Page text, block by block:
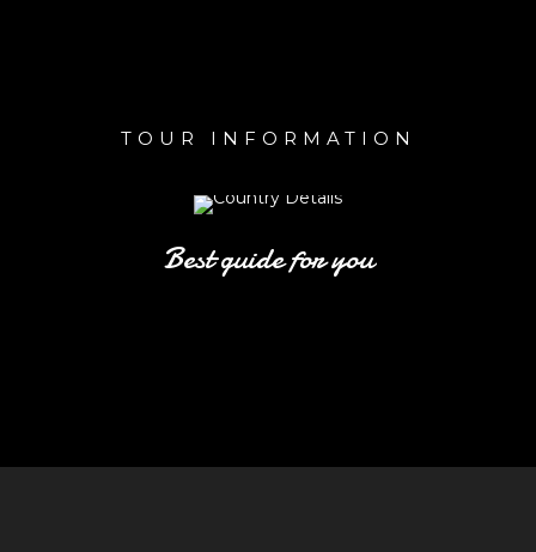
TOUR INFORMATION
Best guide for you